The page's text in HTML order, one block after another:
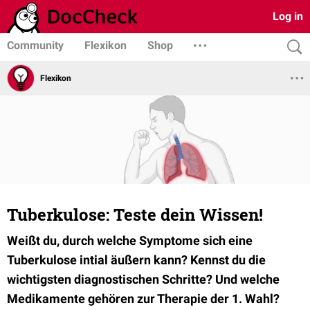
Log in
Community Flexikon Shop
Flexikon
Tuberkulose: Teste dein Wissen!
Weißt du, durch welche Symptome sich eine
Tuberkulose intial äußern kann? Kennst du die
wichtigsten diagnostischen Schritte? Und welche
Medikamente gehören zur Therapie der 1. Wahl?